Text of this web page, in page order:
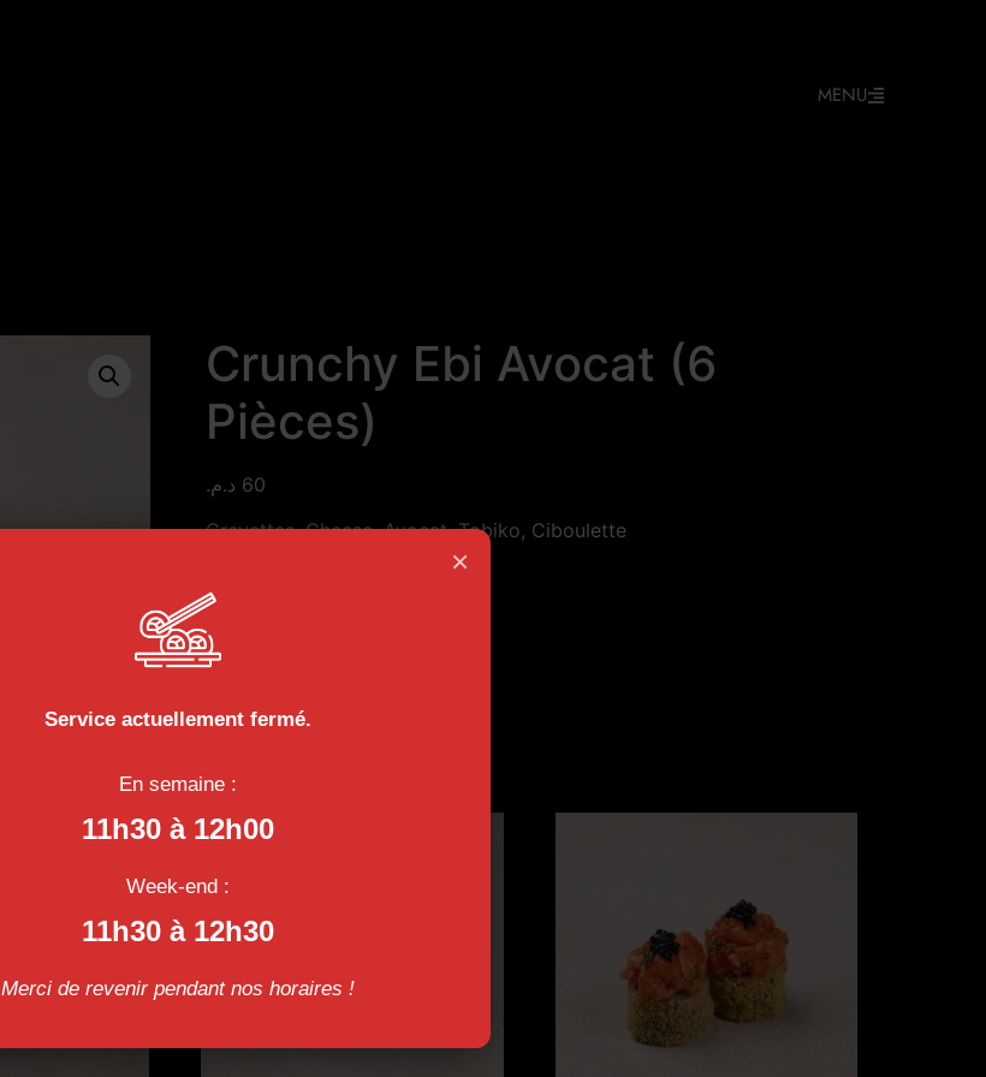
MENU
Crunchy Ebi Avocat (6
Pièces)
60 د.م.
Crevettes, Cheese, Avocat, Tobiko, Ciboulette
Catégorie :
Produits similaires
×
Service actuellement fermé.
En semaine :
11h30 à 12h00
Week-end :
11h30 à 12h30
Merci de revenir pendant nos horaires !